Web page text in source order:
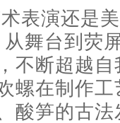
表演还是
从舞台到荧
不断超越
螺在制作
酸笋的古